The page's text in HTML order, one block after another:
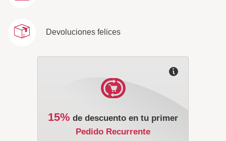
Devoluciones felices
15% de descuento en tu primer
Pedido Recurrente